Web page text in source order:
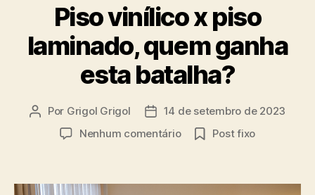
Piso vinílico x piso
laminado, quem ganha
esta batalha?
Por Grigol Grigol
14 de setembro de 2023
Nenhum comentário
Post fixo